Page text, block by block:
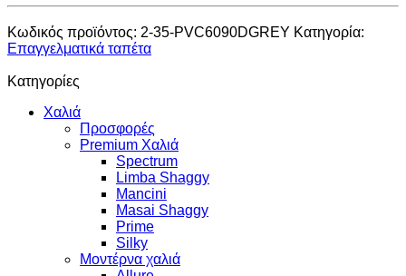
Κωδικός προϊόντος: 2-35-PVC6090DGREY Κατηγορία:
Επαγγελματικά ταπέτα
Κατηγορίες
Χαλιά
Προσφορές
Premium Χαλιά
Spectrum
Limba Shaggy
Mancini
Masai Shaggy
Prime
Silky
Μοντέρνα χαλιά